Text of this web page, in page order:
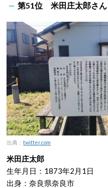
第51位 米田庄太郎さん
出典： twitter.com
米田庄太郎
生年月日：1873年2月1日
出身：奈良県奈良市